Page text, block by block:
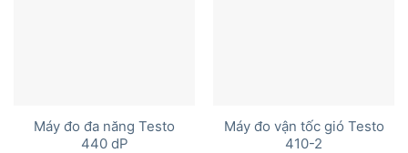
Máy đo đa năng Testo
440 dP
Máy đo vận tốc gió Testo
410-2